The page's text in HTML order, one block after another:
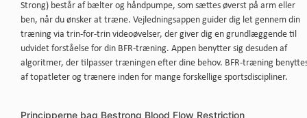
Strong) består af bælter og håndpumpe, som sættes øverst på arm eller
ben, når du ønsker at træne. Vejledningsappen guider dig let gennem din
træning via trin-for-trin videoøvelser, der giver dig en grundlæggende til
udvidet forståelse for din BFR-træning. Appen benytter sig desuden af
algoritmer, der tilpasser træningen efter dine behov. BFR-træning
af topatleter og trænere inden for mange forskellige sportsdiscipliner.
Principperne bag Bestrong Blood Flow Restriction